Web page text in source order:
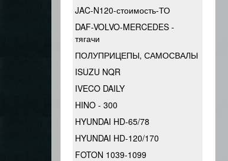
JAC-N120-стоимость-ТО
DAF-VOLVO-MERCEDES -
тягачи
ПОЛУПРИЦЕПЫ, САМОСВАЛЫ
ISUZU NQR
IVECO DAILY
HINO - 300
HYUNDAI HD-65/78
HYUNDAI HD-120/170
FOTON 1039-1099